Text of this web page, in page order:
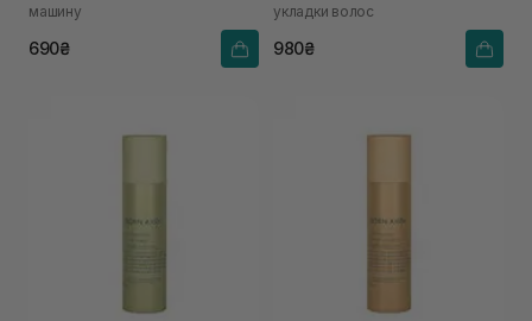
машину
690₴
укладки волос
980₴